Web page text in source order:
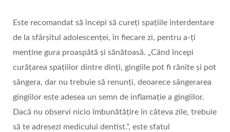
Este recomandat să începi să cureți spațiile interdentare
de la sfârșitul adolescenței, în fiecare zi, pentru a-ți
menține gura proaspătă și sănătoasă. „Când începi
curățarea spațiilor dintre dinți, gingiile pot fi rănite și pot
sângera, dar nu trebuie să renunți, deoarece sângerarea
gingiilor este adesea un semn de inflamație a gingiilor.
Dacă nu observi nicio îmbunătățire în câteva zile, trebuie
să te adresezi medicului dentist.”, este sfatul